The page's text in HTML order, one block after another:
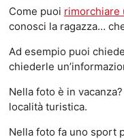
Come puoi rimorchiare
conosci la ragazza…
Ad esempio puoi
chiederle
Nella foto è in
località turistica.
Nella foto fa uno sport